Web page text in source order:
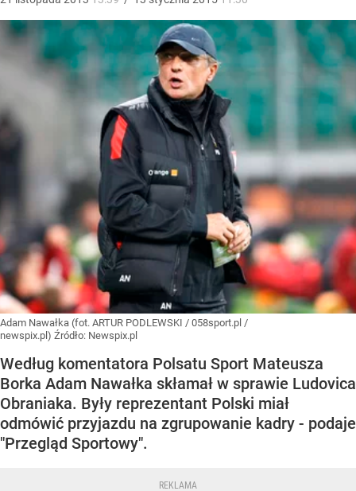
Adam Nawałka (fot. ARTUR PODLEWSKI / 058sport.pl /
newspix.pl) Źródło: Newspix.pl
Według komentatora Polsatu Sport Mateusza
Borka Adam Nawałka skłamał w sprawie Ludovica
Obraniaka. Były reprezentant Polski miał
odmówić przyjazdu na zgrupowanie kadry - podaje
"Przegląd Sportowy".